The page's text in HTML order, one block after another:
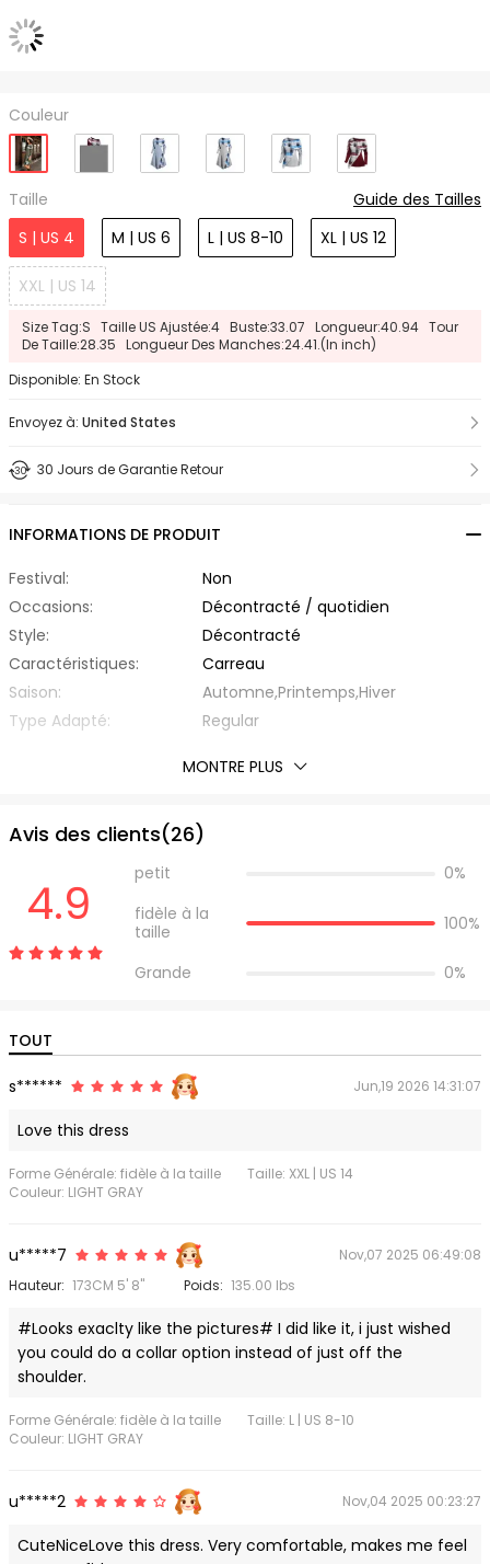
Couleur
Taille
Guide des Tailles
S | US 4
M | US 6 L | US 8-10 XL | US 12
XXL | US 14
Size Tag:S Taille US Ajustée:4 Buste:33.07 Longueur:40.94 Tour
De Taille:28.35 Longueur Des Manches:24.41.(In inch)
Disponible: En Stock
Envoyez à: United States
30 Jours de Garantie Retour
INFORMATIONS DE PRODUIT
Festival:
Non
Occasions:
Décontracté / quotidien
Style:
Décontracté
Caractéristiques:
Carreau
Saison:
Automne,Printemps,Hiver
Type Adapté:
Regular
Légèrement Elastique
Matière:
Fibre Élastique,Polyester
Encolure:
Type de Manche:
Regular Sleeve
Longueur des manches:
Longueur de Robes:
Liste d'emballage:
1 x Robe
MONTRE PLUS
Avis des clients(26)
4.9 petit
0%
fidèle à la
taille
100%
Grande 0%
TOUT
s****** Jun,19 2026 14:31:07
Love this dress
Forme Générale: fidèle à la taille
Taille: XXL | US 14
Couleur: LIGHT GRAY
u*****7
Nov,07 2025 06:49:08
Hauteur: 173CM 5' 8" Poids: 135.00 lbs
#Looks exaclty like the pictures# I did like it, i just wished
you could do a collar option instead of just off the
shoulder.
Forme Générale: fidèle à la taille
Taille: L | US 8-10
Couleur: LIGHT GRAY
u*****2 Nov,04 2025 00:23:27
CuteNiceLove this dress. Very comfortable, makes me feel